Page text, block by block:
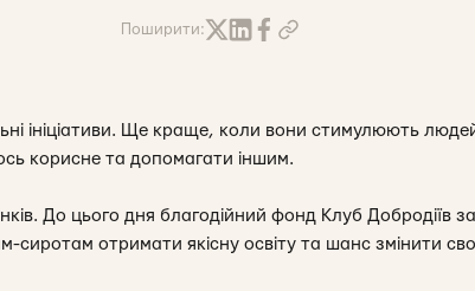
Поширити:
ініціативи. Ще краще, коли вони стимулюють
корисне та допомагати іншим.
До цього дня благодійний фонд Клуб Добродіїв
отримати якісну освіту та шанс змінити